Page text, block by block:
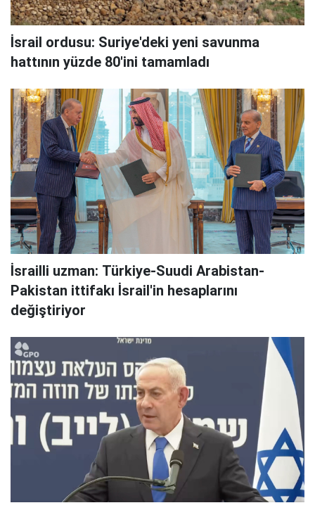
İsrail ordusu: Suriye'deki yeni savunma
hattının yüzde 80'ini tamamladı
İsrailli uzman: Türkiye-Suudi Arabistan-
Pakistan ittifakı İsrail'in hesaplarını
değiştiriyor